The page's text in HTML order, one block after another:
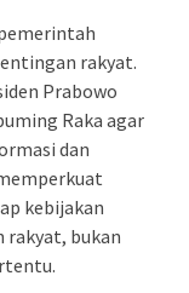
rakyat.
Prabowo
Raka agar
dan
kebijakan
rakyat, bukan